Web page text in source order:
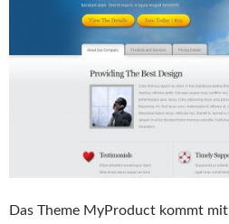
Das Theme MyProduct kommt mit